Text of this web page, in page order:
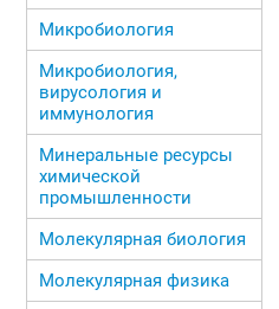
Микробиология
Микробиология,
вирусология и
иммунология
Минеральные ресурсы
химической
промышленности
Молекулярная биология
Молекулярная физика